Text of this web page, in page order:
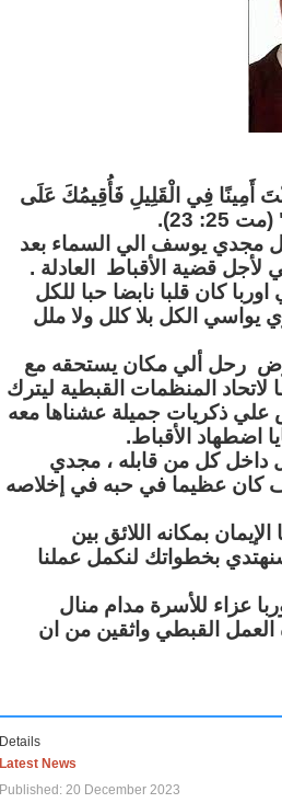
أَمِينًا فِي الْقَلِيلِ فَأُقِيمُكَ عَلَى
23).
مجدي يوسف الي السماء بعد
قضية الأقباط العادلة .
كان قلبا نابضا حبا للكل
يواسي الكل بلا كلل ولا ملل
رحل ألي مكان يستحقه مع
المنظمات القبطية ليترك
علي ذكريات جميلة عشناها معه
اضطهاد الأقباط.
داخل كل من قابله ، مجدي
عظيما في حبه في إخلاصه
بمكانه اللائق بين
بخطواتك لنكمل عملنا
عزاء للأسرة مدام منال
العمل القبطي واثقين من ان
Details
Latest News
Published: 20 December 2023